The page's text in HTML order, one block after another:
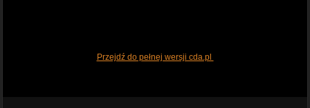
Przejdź do pełnej wersji cda.pl